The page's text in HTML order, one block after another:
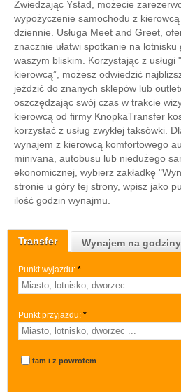
Transfer Wynajem na godziny
Punkt wyjazdu: *
Punkt przyjazdu: *
tam i z powrotem
Zwiedzając Ystad, możecie
wypożyczenie samochodu z
dziennie. Usługa Meet and Greet,
znacznie ułatwi spotkanie na
waszym bliskim. Korzystając z
kierowcą”, możesz odwiedzić
jeździć do znanych sklepów lub
oszczędzając swój czas w trakcie
kierowcą od firmy KnopkaTransfer
korzystać z usług zwykłej taksówki.
wynajem z kierowcą komfortowego
minivana, autobusu lub niedużego
ekonomicznej, wybierz zakładkę
stronie u góry tej strony, wpisz jako
ilość godzin wynajmu.